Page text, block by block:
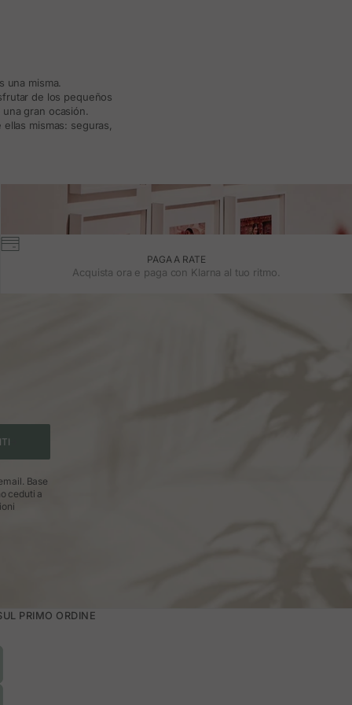
misma.
de los pequeños
gran ocasión.
mismas: seguras,
PAGA A RATE
Acquista ora e paga con Klarna al tuo ritmo.
Base
ceduti a
PRIMO ORDINE